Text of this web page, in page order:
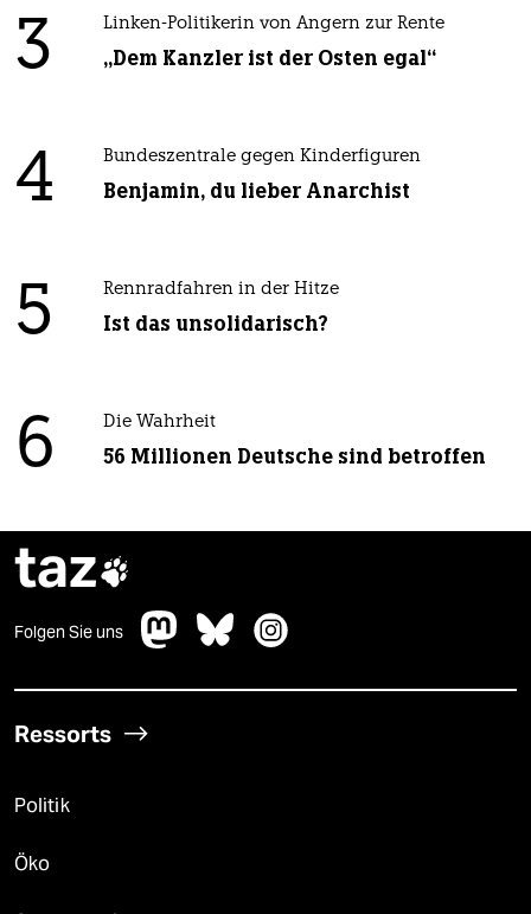
3 Linken-Politikerin von Angern zur Rente
„Dem Kanzler ist der Osten egal“
4 Bundeszentrale gegen Kinderfiguren
Benjamin, du lieber Anarchist
5 Rennradfahren in der Hitze
Ist das unsolidarisch?
6 Die Wahrheit
56 Millionen Deutsche sind betroffen
taz
Folgen Sie uns
Ressorts
Politik
Öko